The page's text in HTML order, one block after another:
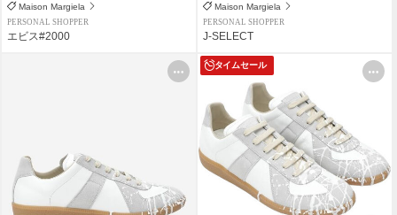
Maison Margiela
PERSONAL SHOPPER
エビス#2000
Maison Margiela
PERSONAL SHOPPER
J-SELECT
タイムセール